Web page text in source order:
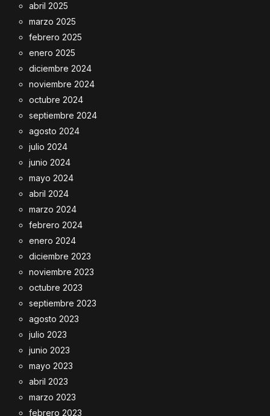
abril 2025
marzo 2025
febrero 2025
enero 2025
diciembre 2024
noviembre 2024
octubre 2024
septiembre 2024
agosto 2024
julio 2024
junio 2024
mayo 2024
abril 2024
marzo 2024
febrero 2024
enero 2024
diciembre 2023
noviembre 2023
octubre 2023
septiembre 2023
agosto 2023
julio 2023
junio 2023
mayo 2023
abril 2023
marzo 2023
febrero 2023